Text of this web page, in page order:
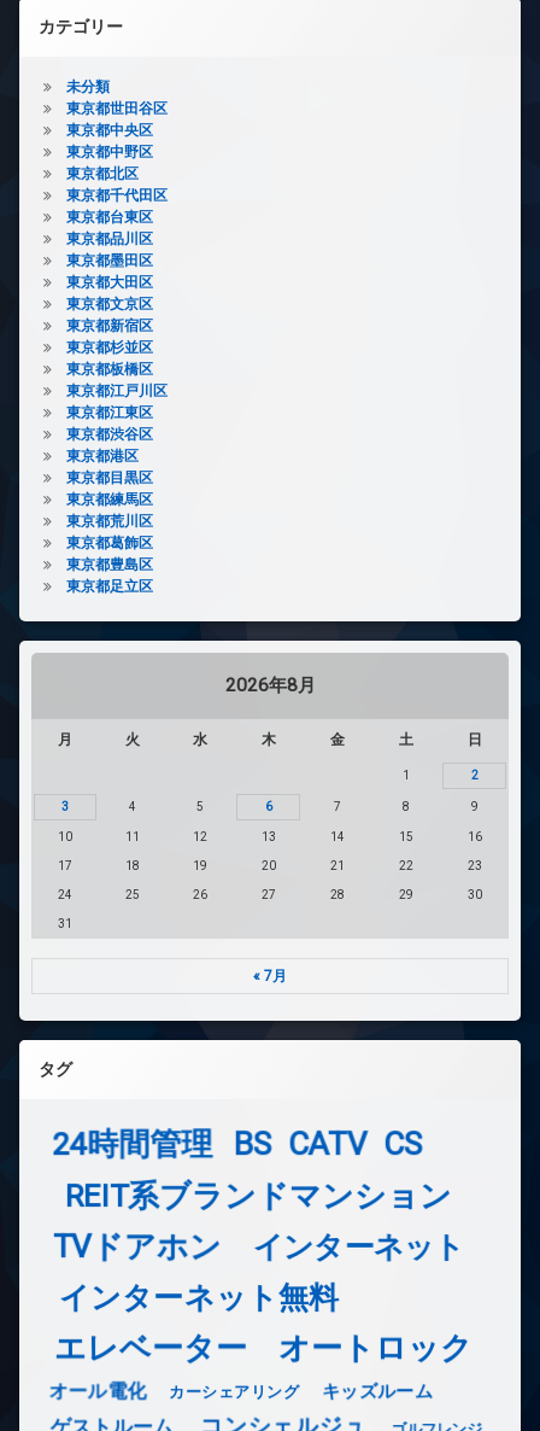
カテゴリー
未分類
東京都世田谷区
東京都中央区
東京都中野区
東京都北区
東京都千代田区
東京都台東区
東京都品川区
東京都墨田区
東京都大田区
東京都文京区
東京都新宿区
東京都杉並区
東京都板橋区
東京都江戸川区
東京都江東区
東京都渋谷区
東京都港区
東京都目黒区
東京都練馬区
東京都荒川区
東京都葛飾区
東京都豊島区
東京都足立区
2026年8月
月 火 水 木 金 土 日
1 2
3 4 5 6 7 8 9
10 11 12 13 14 15 16
17 18 19 20 21 22 23
24 25 26 27 28 29 30
31
« 7月
タグ
24時間管理 BS CATV CS
REIT系ブランドマンション
TVドアホン インターネット
インターネット無料
エレベーター オートロック
オール電化 カーシェアリング キッズルーム
コンシェルジュ